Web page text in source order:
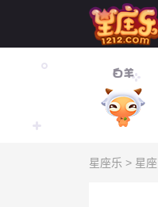
星座乐 > 星座